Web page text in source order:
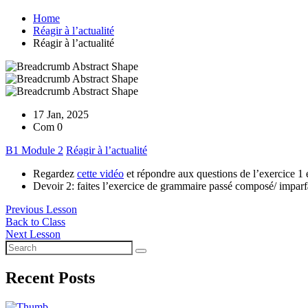
Home
Réagir à l’actualité
Réagir à l’actualité
17 Jan, 2025
Com 0
B1 Module 2 Réagir à l’actualité
Regardez cette vidéo et répondre aux questions de l’exercice 1
Devoir 2: faites l’exercice de grammaire passé composé/
Previous Lesson
Back to Class
Next Lesson
Recent Posts